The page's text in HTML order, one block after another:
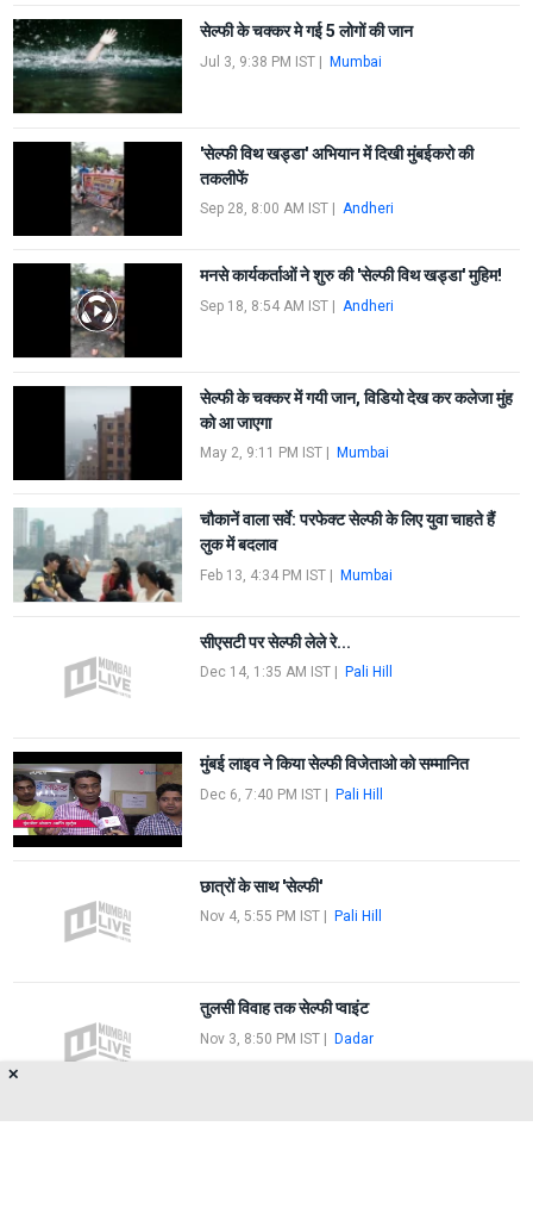
सेल्फी के चक्कर मे गई 5 लोगों की जान
Jul 3, 9:38 PM IST| Mumbai
'सेल्फी विथ खड्डा' अभियान में दिखी मुंबईकरो की
तकलीफें
Sep 28, 8:00 AM IST| Andheri
मनसे कार्यकर्ताओं ने शुरु की 'सेल्फी विथ खड्डा' मुहिम!
Sep 18, 8:54 AM IST| Andheri
सेल्फी के चक्कर में गयी जान, विडियो देख कर कलेजा मुंह
को आ जाएगा
May 2, 9:11 PM IST| Mumbai
चौकानें वाला सर्वे: परफेक्ट सेल्फी के लिए युवा चाहते हैं
लुक में बदलाव
Feb 13, 4:34 PM IST| Mumbai
सीएसटी पर सेल्फी लेले रे...
Dec 14, 1:35 AM IST| Pali Hill
मुंबई लाइव ने किया सेल्फी विजेताओ को सम्मानित
Dec 6, 7:40 PM IST| Pali Hill
छात्रों के साथ 'सेल्फी'
Nov 4, 5:55 PM IST| Pali Hill
तुलसी विवाह तक सेल्फी प्वाइंट
Nov 3, 8:50 PM IST| Dadar
✕